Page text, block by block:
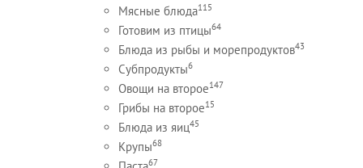
Мясные блюда115
Готовим из птицы64
Блюда из рыбы и морепродуктов43
Субпродукты6
Овощи на второе147
Грибы на второе15
Блюда из яиц45
Крупы68
67